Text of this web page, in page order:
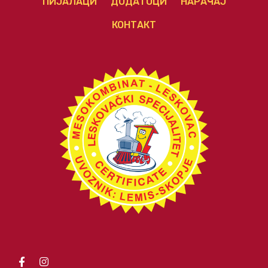
КОНТАКТ